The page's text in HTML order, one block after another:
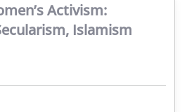
Activism:
Islamism